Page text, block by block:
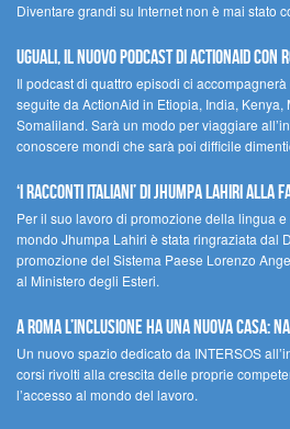
Diventare grandi su Internet non è mai stato
UGUALI, il nuovo podcast di ACTIONAID
Il podcast di quattro episodi ci
seguite da ActionAid in Etiopia, India, Kenya,
Somaliland. Sarà un modo per viaggiare
conoscere mondi che sarà poi difficile
‘I racconti italiani’ di Jhumpa Lahiri alla
Per il suo lavoro di promozione della lingua
mondo Jhumpa Lahiri è stata ringraziata dal
promozione del Sistema Paese Lorenzo
al Ministero degli Esteri.
A Roma l’inclusione ha una nuova casa:
Un nuovo spazio dedicato da INTERSOS
corsi rivolti alla crescita delle proprie
l’accesso al mondo del lavoro.